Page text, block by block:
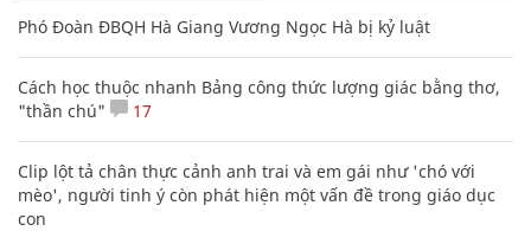
Phó Đoàn ĐBQH Hà Giang Vương Ngọc Hà bị kỷ luật
Cách học thuộc nhanh Bảng công thức lượng giác bằng thơ,
"thần chú"
17
Clip lột tả chân thực cảnh anh trai và em gái như 'chó với
mèo', người tinh ý còn phát hiện một vấn đề trong giáo dục
con